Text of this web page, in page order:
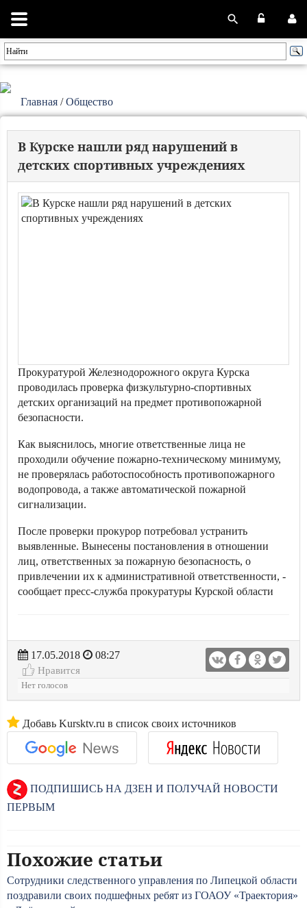
Главная /Общество
В Курске нашли ряд нарушений в
детских спортивных учреждениях
Прокуратурой Железнодорожного округа Курска
проводилась проверка физкультурно-спортивных
детских организаций на предмет противопожарной
безопасности.
Как выяснилось, многие ответственные лица не
проходили обучение пожарно-техническому минимуму,
не проверялась работоспособность противопожарного
водопровода, а также автоматической пожарной
сигнализации.
После проверки прокурор потребовал устранить
выявленные. Вынесены постановления в отношении
лиц, ответственных за пожарную безопасность, о
привлечении их к административной ответственности, -
сообщает пресс-служба прокуратуры Курской области
17.05.2018
08:27
Нравится
Нет голосов
Добавь Kursktv.ru в список своих источников
ПОДПИШИСЬ НА ДЗЕН И ПОЛУЧАЙ НОВОСТИ
ПЕРВЫМ
Похожие статьи
Сотрудники следственного управления по Липецкой области
поздравили своих подшефных ребят из ГОАОУ «Траектория»